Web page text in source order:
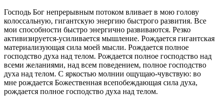
Господь Бог непрерывным потоком вливает в мою голову
колоссальную, гигантскую энергию быстрого развития. Все
мои способности быстро энергично развиваются. Резко
активизируется-усиливается мышление. Рождается гигантская
материализующая сила моей мысли. Рождается полное
господство духа над телом. Рождается полное господство над
всеми желаниями, над всем поведением, полное господство
духа над телом. С яркостью молнии ощущаю-чувствую: во
мне рождается Божественная всепобеждающая сила духа,
рождается полное господство духа над телом.